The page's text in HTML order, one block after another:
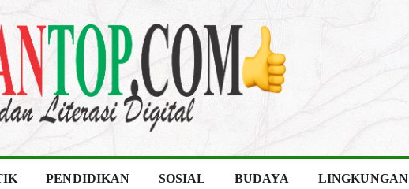
PENDIDIKAN SOSIAL BUDAYA LINGKUNGAN